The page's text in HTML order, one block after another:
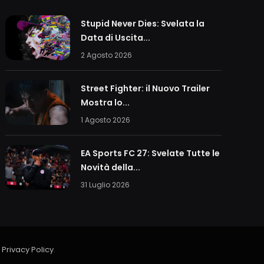
Stupid Never Dies: Svelata la
Data di Uscita...
2 Agosto 2026
Street Fighter: il Nuovo Trailer
Mostra lo...
1 Agosto 2026
EA Sports FC 27: Svelate Tutte le
Novità della...
31 Luglio 2026
Privacy Policy.